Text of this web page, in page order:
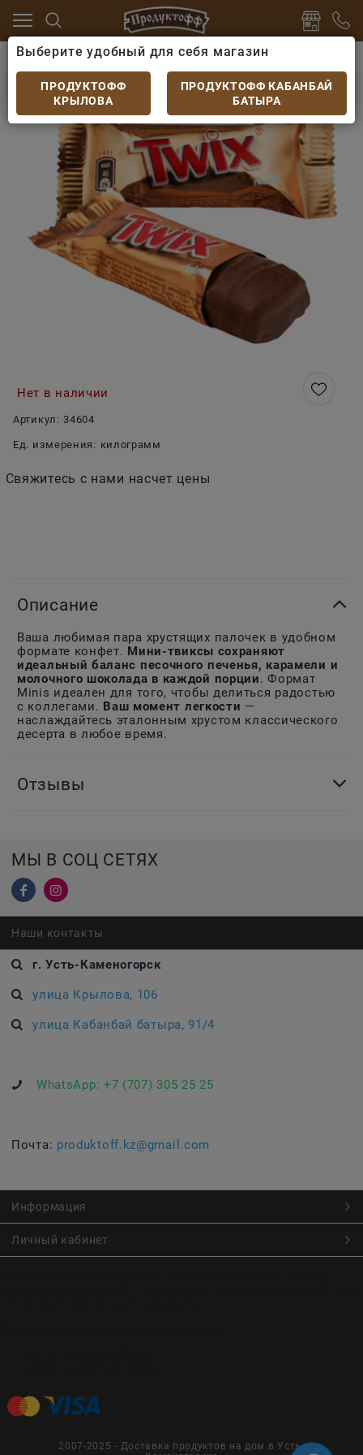
и десерты Конфеты, леденцы
Конфеты Twix
Конфеты Twix minis
Нет в наличии
Артикул: 34604
Ед. измерения: килограмм
Свяжитесь с нами насчет цены
Описание
Ваша любимая пара хрустящих палочек в удобном
формате конфет. Мини-твиксы сохраняют
идеальный баланс песочного печенья, карамели и
молочного шоколада в каждой порции. Формат
Minis идеален для того, чтобы делиться радостью
с коллегами. Ваш момент легкости —
наслаждайтесь эталонным хрустом классического
десерта в любое время.
Отзывы
МЫ В СОЦ СЕТЯХ
Наши контакты
г. Усть-Каменогорск
улица Крылова, 106
улица Кабанбай батыра, 91/4
WhatsApp: +7 (707) 305 25 25
Почта: produktoff.kz@gmail.com
Информация
Личный кабинет
2007-2025 - Доставка продуктов на дом в Усть-
Выберите удобный для себя магазин
ПРОДУКТОФФ
КРЫЛОВА
ПРОДУКТОФФ КАБАНБАЙ
БАТЫРА